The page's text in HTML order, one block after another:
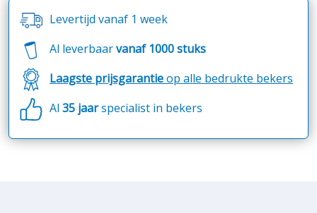
Levertijd vanaf 1 week
Al leverbaarvanaf 1000 stuks
Laagste prijsgarantieop alle bedrukte bekers
Al 35 jaarspecialist in bekers